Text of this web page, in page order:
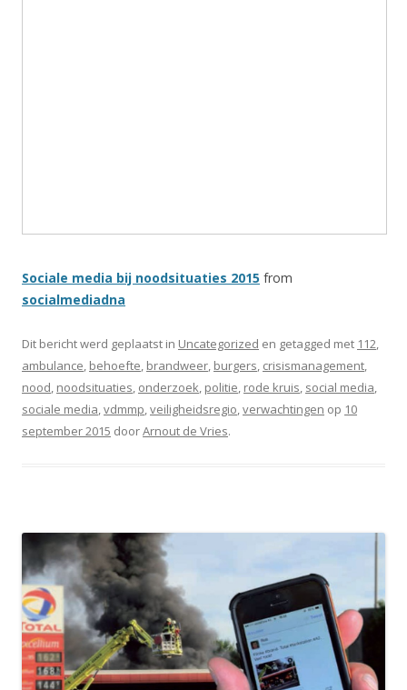
Sociale media bij noodsituaties 2015 from
socialmediadna
Dit bericht werd geplaatst in Uncategorized en getagged met 112
ambulance behoefte brandweer burgers crisismanagement
nood noodsituaties onderzoek politie rode kruis social media
sociale media vdmmp veiligheidsregio verwachtingen op 10
september 2015 doorArnout de Vries.